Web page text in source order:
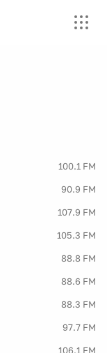
100.1 FM
90.9 FM
107.9 FM
105.3 FM
88.8 FM
88.6 FM
88.3 FM
97.7 FM
106.1 FM